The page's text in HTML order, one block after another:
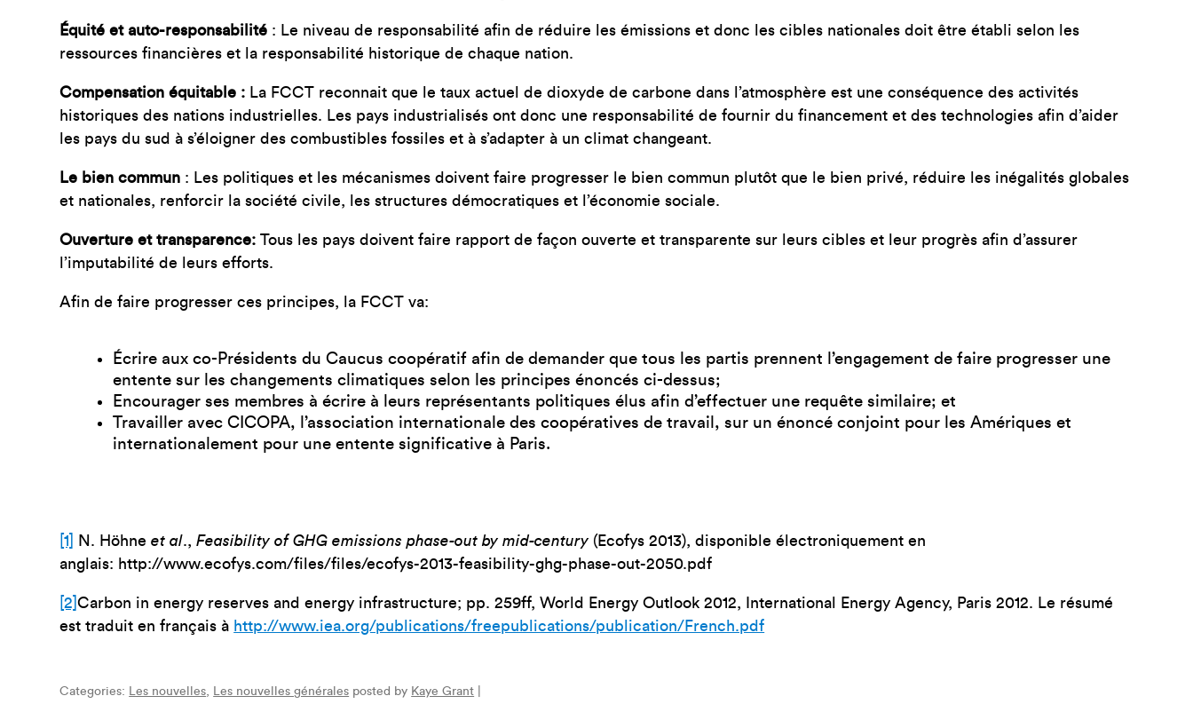
Équité et auto-responsabilité : Le niveau de responsabilité afin de réduire les émissions et donc les cibles nationales doit être établi selon les
ressources financières et la responsabilité historique de chaque nation.
Compensation équitable : La FCCT reconnait que le taux actuel de dioxyde de carbone dans l’atmosphère est une conséquence des activités
historiques des nations industrielles. Les pays industrialisés ont donc une responsabilité de fournir du financement et des technologies afin d’aider
les pays du sud à s’éloigner des combustibles fossiles et à s’adapter à un climat changeant.
Le bien commun : Les politiques et les mécanismes doivent faire progresser le bien commun plutôt que le bien privé, réduire les inégalités globales
et nationales, renforcir la société civile, les structures démocratiques et l’économie sociale.
Ouverture et transparence: Tous les pays doivent faire rapport de façon ouverte et transparente sur leurs cibles et leur progrès afin d’assurer
l’imputabilité de leurs efforts.
Afin de faire progresser ces principes, la FCCT va:
Écrire aux co-Présidents du Caucus coopératif afin de demander que tous les partis prennent l’engagement de faire progresser une
entente sur les changements climatiques selon les principes énoncés ci-dessus;
Encourager ses membres à écrire à leurs représentants politiques élus afin d’effectuer une requête similaire; et
Travailler avec CICOPA, l’association internationale des coopératives de travail, sur un énoncé conjoint pour les Amériques et
internationalement pour une entente significative à Paris.
[1] N. Höhneet al.,Feasibility of GHG emissions phase-out by mid-century (Ecofys 2013), disponible électroniquement en
anglais: http://www.ecofys.com/files/files/ecofys-2013-feasibility-ghg-phase-out-2050.pdf
[2]Carbon in energy reserves and energy infrastructure; pp. 259ff, World Energy Outlook 2012, International Energy Agency, Paris 2012. Le résumé
est traduit en français à http://www.iea.org/publications/freepublications/publication/French.pdf
Categories: Les nouvelles, Les nouvelles générales posted by Kaye Grant